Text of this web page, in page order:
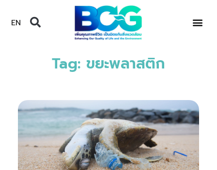
EN
Tag: ขยะพลาสติก